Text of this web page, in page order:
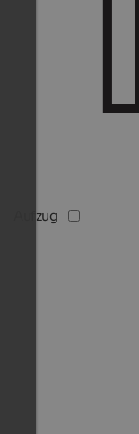
Aufzug